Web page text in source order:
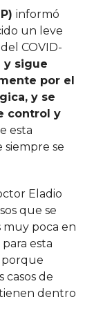
informó
un leve
COVID-
y sigue
por el
y se
control y
esta
se
Eladio
que se
muy poca en
esta
porque
casos de
dentro